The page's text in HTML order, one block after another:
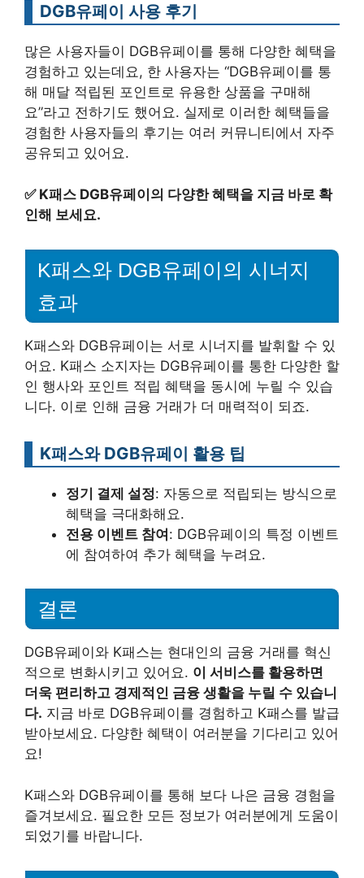
DGB유페이 사용 후기
많은 사용자들이 DGB유페이를 통해 다양한 혜택을
경험하고 있는데요, 한 사용자는 “DGB유페이를 통
해 매달 적립된 포인트로 유용한 상품을 구매해
요”라고 전하기도 했어요. 실제로 이러한 혜택들을
경험한 사용자들의 후기는 여러 커뮤니티에서 자주
공유되고 있어요.
✅ K패스 DGB유페이의 다양한 혜택을 지금 바로 확
인해 보세요.
K패스와 DGB유페이의 시너지
효과
K패스와 DGB유페이는 서로 시너지를 발휘할 수 있
어요. K패스 소지자는 DGB유페이를 통한 다양한 할
인 행사와 포인트 적립 혜택을 동시에 누릴 수 있습
니다. 이로 인해 금융 거래가 더 매력적이 되죠.
K패스와 DGB유페이 활용 팁
정기 결제 설정: 자동으로 적립되는 방식으로
혜택을 극대화해요.
전용 이벤트 참여: DGB유페이의 특정 이벤트
에 참여하여 추가 혜택을 누려요.
결론
DGB유페이와 K패스는 현대인의 금융 거래를 혁신
적으로 변화시키고 있어요. 이 서비스를 활용하면
더욱 편리하고 경제적인 금융 생활을 누릴 수 있습니
다. 지금 바로 DGB유페이를 경험하고 K패스를 발급
받아보세요. 다양한 혜택이 여러분을 기다리고 있어
요!
K패스와 DGB유페이를 통해 보다 나은 금융 경험을
즐겨보세요. 필요한 모든 정보가 여러분에게 도움이
되었기를 바랍니다.